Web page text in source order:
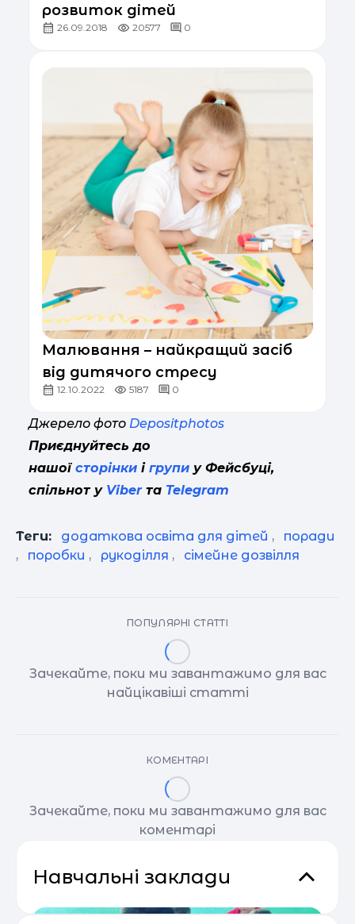
розвиток дітей
26.09.2018 20577 0
Малювання – найкращий засіб
від дитячого стресу
12.10.2022 5187 0
Джерело фото Depositphotos
Приєднуйтесь до
нашої сторінки і групи у Фейсбуці,
спільнот у Viberта Telegram
Теги: додаткова освіта для дітей ,
поради
,
поробки , рукоділля , сімейне дозвілля
ПОПУЛЯРНІ СТАТТІ
Зачекайте, поки ми завантажимо для вас
найцікавіші статті
КОМЕНТАРІ
Зачекайте, поки ми завантажимо для вас
коментарі
Навчальні заклади